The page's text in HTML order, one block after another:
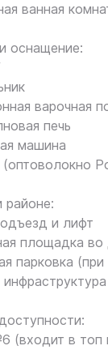
ванная
оснащение:
варочная
печь
машина
(оптоволокно
районе:
и лифт
площадка во
парковка
(входит в топ